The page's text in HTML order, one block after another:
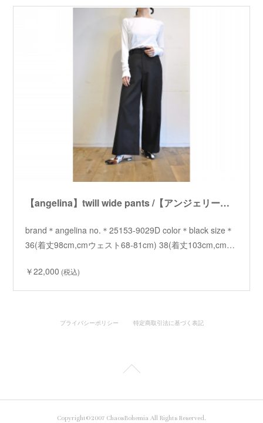
【angelina】twill wide pants /【アンジェリーナ】ツイルワイドパンツ
brand＊angelina no.＊25153-9029D color＊black size＊
36(着丈98cm,cmウェスト68-81cm) 38(着丈103cm,cm…
￥22,000 (税込)
プライバシーポリシー 特定商取引法に基づく表記
Copyright©2007 ChaosBohemia All Rights Reserved.